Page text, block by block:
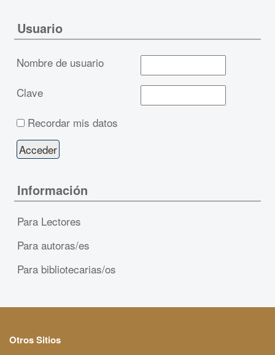
Usuario
Nombre de usuario
Clave
Recordar mis datos
Información
Para Lectores
Para autoras/es
Para bibliotecarias/os
Otros Sitios